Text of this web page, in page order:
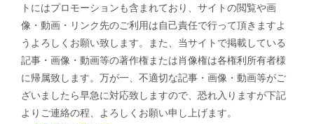
トにはプロモーションも含まれており、サイトの閲覧や画
像・動画・リンク先のご利用は自己責任で行って頂きますよ
うよろしくお願い致します。また、当サイトで掲載している
記事・画像・動画等の著作権または肖像権は各権利所有者様
に帰属致します。万が一、不適切な記事・画像・動画等がご
ざいましたら早急に対応致しますので、恐れ入りますが下記
よりご連絡の程、よろしくお願い申し上げます。